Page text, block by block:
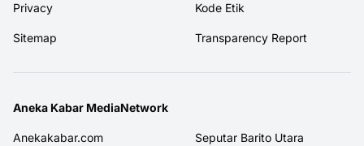
Privacy Kode Etik
Sitemap Transparency Report
Aneka Kabar MediaNetwork
Anekakabar.com Seputar Barito Utara